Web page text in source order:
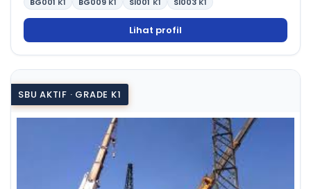
Lihat profil
SBU AKTIF · GRADE K1